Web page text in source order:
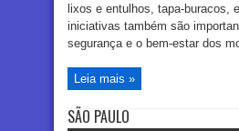
lixos e entulhos, tapa-buracos,
iniciativas também são
segurança e o bem-estar dos
Leia mais »
SÃO PAULO